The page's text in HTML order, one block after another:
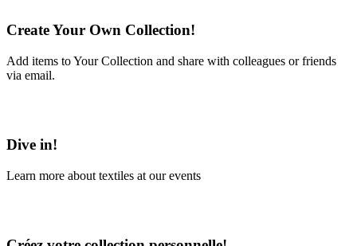
Create Your Own Collection!
Add items to Your Collection and share with colleagues or friends
via email.
Dive in!
Learn more about textiles at our events